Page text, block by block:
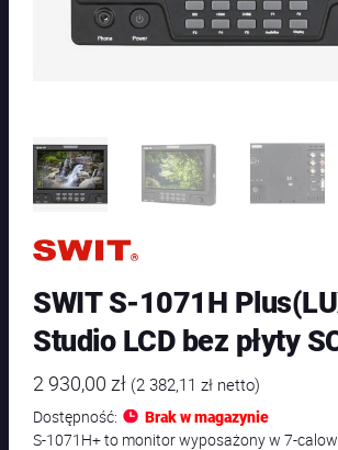
SWIT S-1071H
Studio LCD bez płyty
2 930,00 zł (2 382,11zł netto)
Dostępność:
Brak w magazynie
S-1071H+ to monitor wyposażony w 7-